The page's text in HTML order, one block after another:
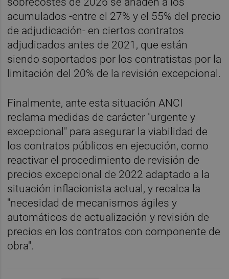
acumulados -entre el 27% y el 55% del precio
de adjudicación- en ciertos contratos
adjudicados antes de 2021, que están
siendo soportados por los contratistas por la
limitación del 20% de la revisión excepcional.
Finalmente, ante esta situación ANCI
reclama medidas de carácter "urgente y
excepcional" para asegurar la viabilidad de
los contratos públicos en ejecución, como
reactivar el procedimiento de revisión de
precios excepcional de 2022 adaptado a la
situación inflacionista actual, y recalca la
"necesidad de mecanismos ágiles y
automáticos de actualización y revisión de
precios en los contratos con componente de
obra".